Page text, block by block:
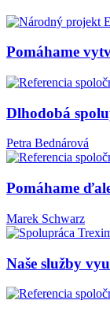
Pomáhame
Dlhodobá
Petra Bednárová
Pomáhame
Marek Schwarz
Naše služby